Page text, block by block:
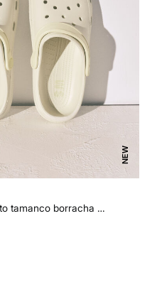
NEW
Chinelos de quarto tamanco borracha branco